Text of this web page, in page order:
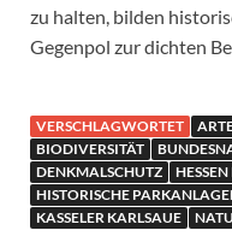
zu halten, bilden
Gegenpol zur dichten
VERSCHLAGWORTET
BIODIVERSITÄT
DENKMALSCHUTZ
HISTORISCHE
KASSELER KARLSAUE